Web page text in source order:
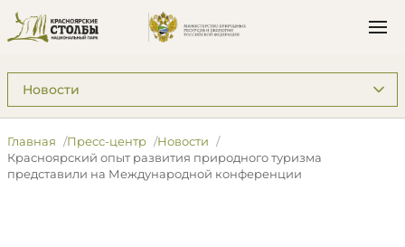
Подразделы: Пресс-центр
Главная Пресс-центр
Новости
​Красноярский опыт развития природного туризма
представили на Международной конференции